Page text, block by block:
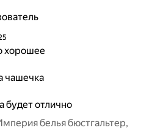
хорошее
чашечка
будет отлично
белья бюстгальтер,